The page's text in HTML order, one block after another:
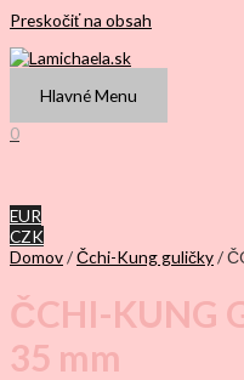
Preskočiť na obsah
Hlavné Menu
0
EUR
CZK
Domov/Čchi-Kung guličky/
ČCHI-KUNG
35 mm